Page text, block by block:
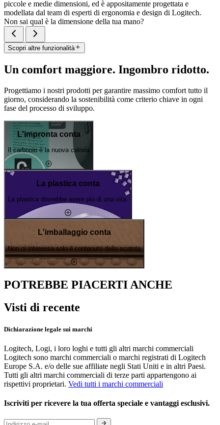
piccole e medie dimensioni, ed è appositamente progettata e
modellata dal team di esperti di ergonomia e design di Logitech.
Non sai qual è la dimensione della tua mano?
Scopri altre funzionalità
Un comfort maggiore. Ingombro ridotto.
Progettiamo i nostri prodotti per garantire massimo comfort tutto il
giorno, considerando la sostenibilità come criterio chiave in ogni
fase del processo di sviluppo.
L'impronta conta
Il carbonio è la nuova caloria
La plastica conta
La plastica dovrebbe avere più di una vita.
L'imballaggio conta
Non ci interessa solo il contenuto della scatola
POTREBBE PIACERTI ANCHE
Visti di recente
Dichiarazione legale sui marchi
Logitech, Logi, i loro loghi e tutti gli altri marchi commerciali
Logitech sono marchi commerciali o marchi registrati di Logitech
Europe S.A. e/o delle sue affiliate negli Stati Uniti e in altri Paesi.
Tutti gli altri marchi commerciali di terze parti appartengono ai
rispettivi proprietari. Vedi tutti i marchi commerciali
Iscriviti per ricevere la tua offerta speciale e vantaggi esclusivi.